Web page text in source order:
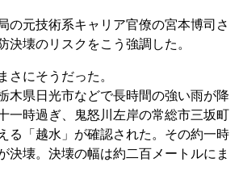
の元技術系キャリア官僚の宮本博司さ
決壊のリスクをこう強調した。
にそうだった。
木県日光市などで長時間の強い雨が降
一時過ぎ、鬼怒川左岸の常総市三坂町
る「越水」が確認された。その約一時
決壊。決壊の幅は約二百メートルにま